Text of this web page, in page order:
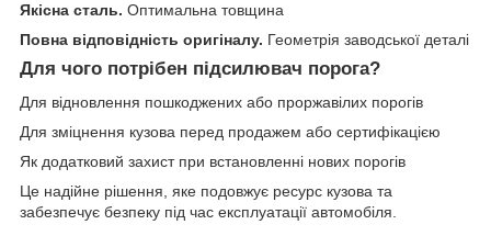
Якісна сталь. Оптимальна товщина
Повна відповідність оригіналу. Геометрія заводської деталі
Для чого потрібен підсилювач порога?
Для відновлення пошкоджених або проржавілих порогів
Для зміцнення кузова перед продажем або сертифікацією
Як додатковий захист при встановленні нових порогів
Це надійне рішення, яке подовжує ресурс кузова та
забезпечує безпеку під час експлуатації автомобіля.